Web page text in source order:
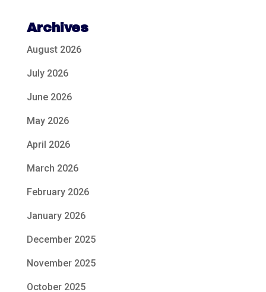
Archives
August 2026
July 2026
June 2026
May 2026
April 2026
March 2026
February 2026
January 2026
December 2025
November 2025
October 2025